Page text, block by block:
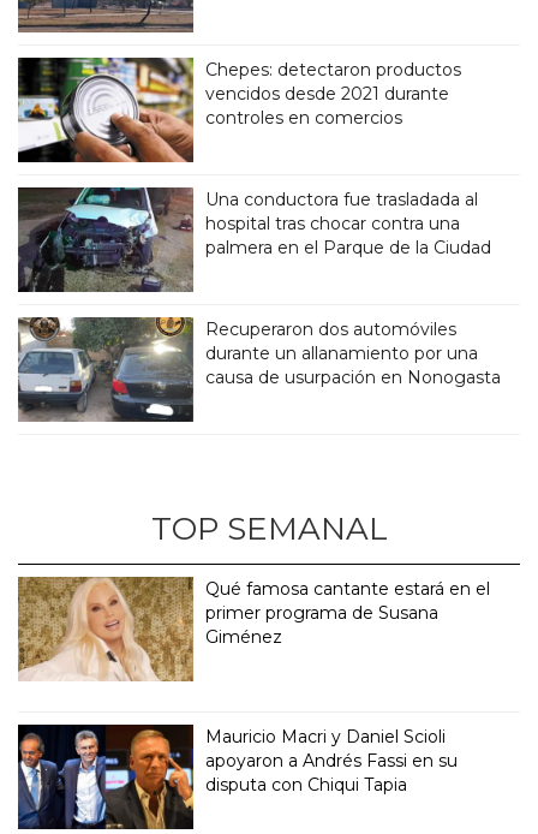
Chepes: detectaron productos
vencidos desde 2021 durante
controles en comercios
Una conductora fue trasladada al
hospital tras chocar contra una
palmera en el Parque de la Ciudad
Recuperaron dos automóviles
durante un allanamiento por una
causa de usurpación en Nonogasta
TOP SEMANAL
Qué famosa cantante estará en el
primer programa de Susana
Giménez
Mauricio Macri y Daniel Scioli
apoyaron a Andrés Fassi en su
disputa con Chiqui Tapia